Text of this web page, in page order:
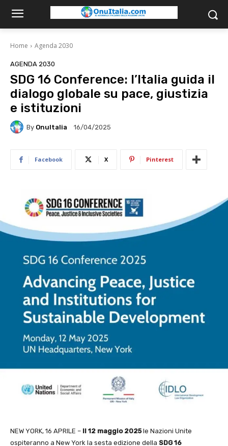
Home Agenda 2030
AGENDA 2030
SDG 16 Conference: l’Italia guida il
dialogo globale su pace, giustizia
e istituzioni
By OnuItalia 16/04/2025
Facebook X Pinterest
NEW YORK, 16 APRILE – Il 12 maggio 2025le Nazioni Unite
ospiteranno a New York la sesta edizione della SDG 16